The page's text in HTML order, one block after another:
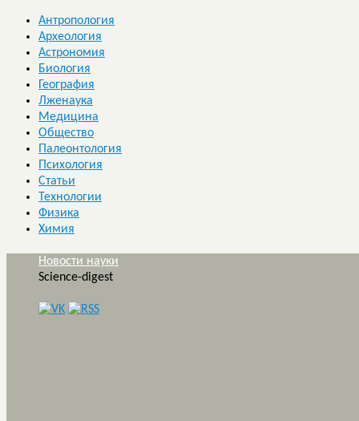
Антропология
Археология
Астрономия
Биология
География
Лженаука
Медицина
Общество
Палеонтология
Психология
Статьи
Технологии
Физика
Химия
Новости науки
Science-digest